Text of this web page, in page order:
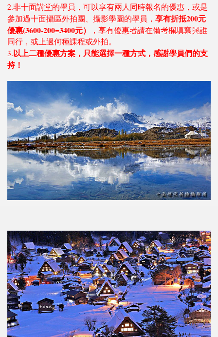
2.非十面講堂的學員，可以享有兩人同時報名的優惠，或是
參加過十面攝區外拍團、攝影學園的學員， 享有折抵200元
優惠(3600-200=3400元）
，享有優惠者請在備考欄填寫與誰
同行，或上過何種課程或外拍。
3.以上二種優惠方案，只能選擇一種方式，感謝學員們的支
持！